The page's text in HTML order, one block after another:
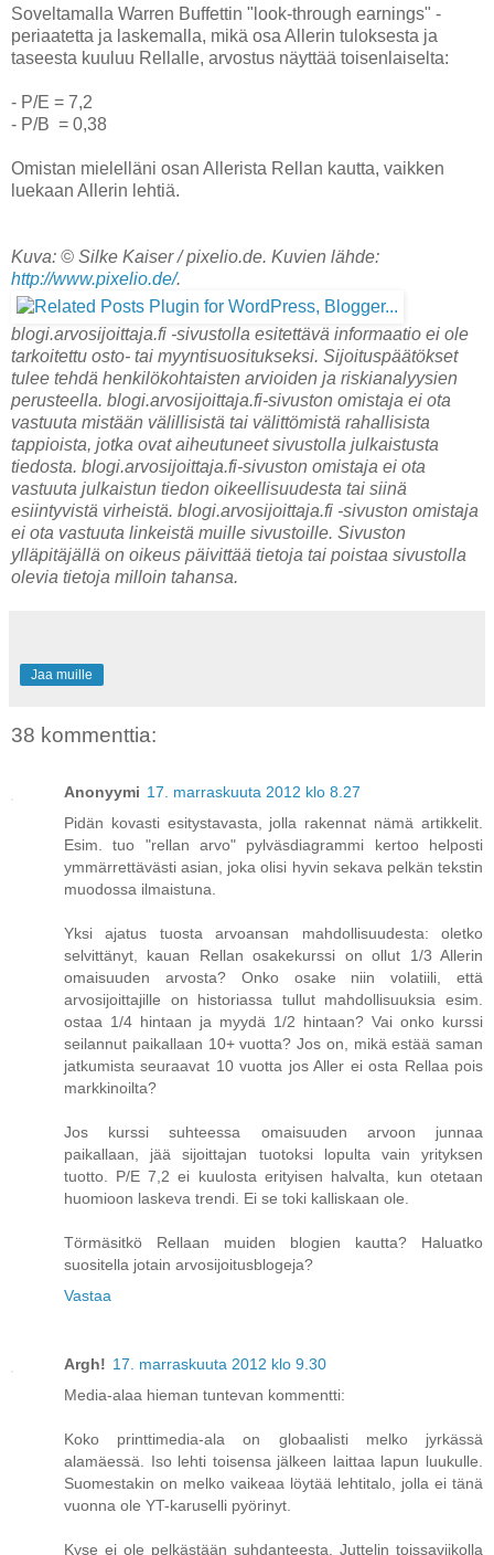
Soveltamalla Warren Buffettin "look-through earnings" -
periaatetta ja laskemalla, mikä osa Allerin tuloksesta ja
taseesta kuuluu Rellalle, arvostus näyttää toisenlaiselta:
- P/E = 7,2
- P/B = 0,38
Omistan mielelläni osan Allerista Rellan kautta, vaikken
luekaan Allerin lehtiä.
Kuva: © Silke Kaiser / pixelio.de. Kuvien lähde:
http://www.pixelio.de/.
blogi.arvosijoittaja.fi -sivustolla esitettävä informaatio ei ole
tarkoitettu osto- tai myyntisuositukseksi. Sijoituspäätökset
tulee tehdä henkilökohtaisten arvioiden ja riskianalyysien
perusteella. blogi.arvosijoittaja.fi-sivuston omistaja ei ota
vastuuta mistään välillisistä tai välittömistä rahallisista
tappioista, jotka ovat aiheutuneet sivustolla julkaistusta
tiedosta. blogi.arvosijoittaja.fi-sivuston omistaja ei ota
vastuuta julkaistun tiedon oikeellisuudesta tai siinä
esiintyvistä virheistä. blogi.arvosijoittaja.fi -sivuston omistaja
ei ota vastuuta linkeistä muille sivustoille. Sivuston
ylläpitäjällä on oikeus päivittää tietoja tai poistaa sivustolla
olevia tietoja milloin tahansa.
Jaa muille
38 kommenttia:
Anonyymi 17. marraskuuta 2012 klo 8.27
Pidän kovasti esitystavasta, jolla rakennat nämä artikkelit.
Esim. tuo "rellan arvo" pylväsdiagrammi kertoo helposti
ymmärrettävästi asian, joka olisi hyvin sekava pelkän tekstin
muodossa ilmaistuna.
Yksi ajatus tuosta arvoansan mahdollisuudesta: oletko
selvittänyt, kauan Rellan osakekurssi on ollut 1/3 Allerin
omaisuuden arvosta? Onko osake niin volatiili, että
arvosijoittajille on historiassa tullut mahdollisuuksia esim.
ostaa 1/4 hintaan ja myydä 1/2 hintaan? Vai onko kurssi
seilannut paikallaan 10+ vuotta? Jos on, mikä estää saman
jatkumista seuraavat 10 vuotta jos Aller ei osta Rellaa pois
markkinoilta?
Jos kurssi suhteessa omaisuuden arvoon junnaa
paikallaan, jää sijoittajan tuotoksi lopulta vain yrityksen
tuotto. P/E 7,2 ei kuulosta erityisen halvalta, kun otetaan
huomioon laskeva trendi. Ei se toki kalliskaan ole.
Törmäsitkö Rellaan muiden blogien kautta? Haluatko
suositella jotain arvosijoitusblogeja?
Vastaa
Argh! 17. marraskuuta 2012 klo 9.30
Media-alaa hieman tuntevan kommentti:
Koko printtimedia-ala on globaalisti melko jyrkässä
alamäessä. Iso lehti toisensa jälkeen laittaa lapun luukulle.
Suomestakin on melko vaikeaa löytää lehtitalo, jolla ei tänä
vuonna ole YT-karuselli pyörinyt.
Kyse ei ole pelkästään suhdanteesta. Juttelin toissaviikolla